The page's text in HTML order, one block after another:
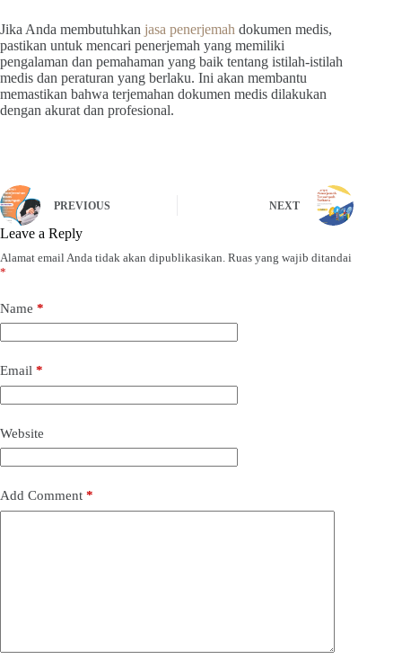
Jika Anda membutuhkan jasa penerjemah dokumen medis,
pastikan untuk mencari penerjemah yang memiliki
pengalaman dan pemahaman yang baik tentang istilah-istilah
medis dan peraturan yang berlaku. Ini akan membantu
memastikan bahwa terjemahan dokumen medis dilakukan
dengan akurat dan profesional.
PREVIOUS NEXT
Leave a Reply
Alamat email Anda tidak akan dipublikasikan. Ruas yang wajib ditandai
*
Name *
Email *
Website
Add Comment *